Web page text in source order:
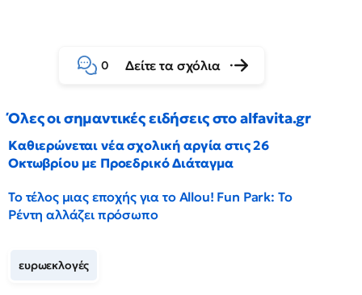
0 Δείτε τα σχόλια
Όλες οι σημαντικές ειδήσεις στο alfavita.gr
Καθιερώνεται νέα σχολική αργία στις 26
Οκτωβρίου με Προεδρικό Διάταγμα
Το τέλος μιας εποχής για το Allou! Fun Park: Το
Ρέντη αλλάζει πρόσωπο
ευρωεκλογές